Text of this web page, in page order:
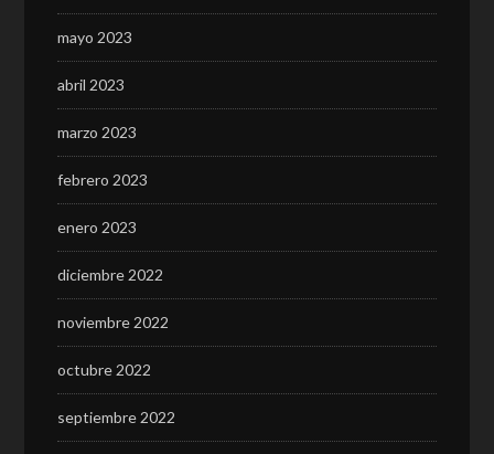
mayo 2023
abril 2023
marzo 2023
febrero 2023
enero 2023
diciembre 2022
noviembre 2022
octubre 2022
septiembre 2022